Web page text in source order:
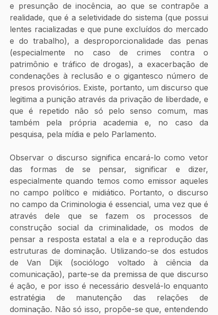
e presunção de inocência, ao que se contrapõe a
realidade, que é a seletividade do sistema (que possui
lentes racializadas e que pune excluídos do mercado
e do trabalho), a desproporcionalidade das penas
(especialmente no caso de crimes contra o
patrimônio e tráfico de drogas), a exacerbação de
condenações à reclusão e o gigantesco número de
presos provisórios. Existe, portanto, um discurso que
legitima a punição através da privação de liberdade, e
que é repetido não só pelo senso comum, mas
também pela própria academia e, no caso da
pesquisa, pela mídia e pelo Parlamento.
Observar o discurso significa encará-lo como vetor
das formas de se pensar, significar e dizer,
especialmente quando temos como emissor aqueles
no campo político e midiático. Portanto, o discurso
no campo da Criminologia é essencial, uma vez que é
através dele que se fazem os processos de
construção social da criminalidade, os modos de
pensar a resposta estatal a ela e a reprodução das
estruturas de dominação. Utilizando-se dos estudos
de Van Dijk (sociólogo voltado à ciência da
comunicação), parte-se da premissa de que discurso
é ação, e por isso é necessário desvelá-lo enquanto
estratégia de manutenção das relações de
dominação. Não só isso, propõe-se que, entendendo